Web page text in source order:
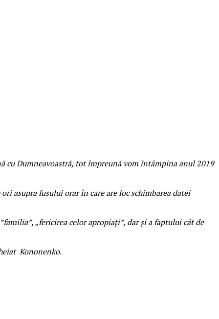
Dumneavoastră, tot împreună vom întâmpina anul 2019
asupra fusului orar în care are loc schimbarea datei
„fericirea celor apropiați”, dar și a faptului cât de
Kononenko.